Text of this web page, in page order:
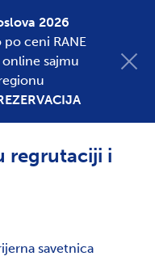
2026
po ceni RANE
online sajmu
oglas
regrutaciji i
savetnica